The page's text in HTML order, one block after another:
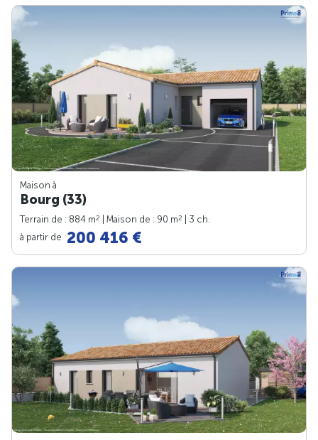
Maison à
Bourg (33)
Terrain de : 884 m2 | Maison de : 90 m2
| 3 ch.
à partir de 200 416 €